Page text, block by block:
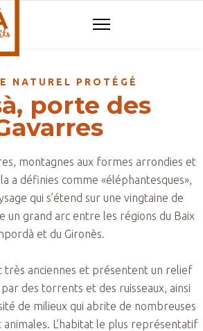
NATUREL PROTÉGÉ
porte des
montagnes aux formes arrondies et
a définies comme «éléphantesques»,
qui s’étend sur une vingtaine de
un grand arc entre les régions du Baix
et du Gironès.
très anciennes et présentent un relief
des torrents et des ruisseaux, ainsi
de milieux qui abrite de nombreuses
L’habitat le plus représentatif